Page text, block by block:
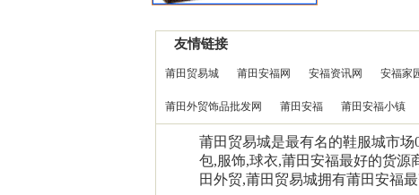
友情链接
莆田贸易城 莆田安福网 安福资讯网 安福家
莆田外贸饰品批发网 莆田安福 莆田安福小镇
莆田贸易城是最有名的鞋服城市
包,服饰,球衣,莆田安福最好的货源
田外贸,莆田贸易城拥有莆田安福